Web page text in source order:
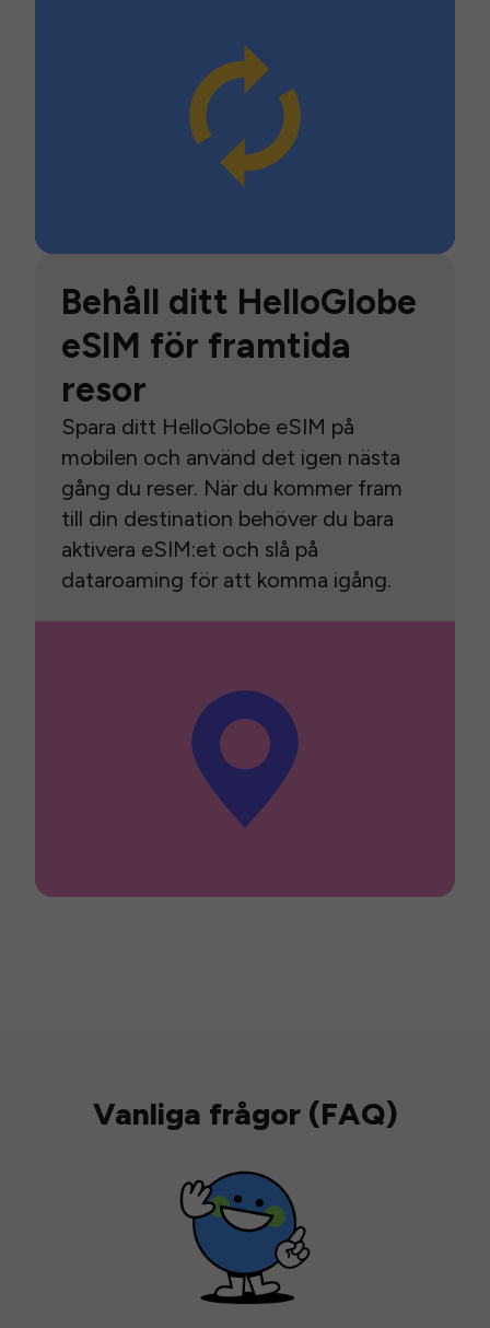
Behåll ditt HelloGlobe
eSIM för framtida
resor
Spara ditt HelloGlobe eSIM på
mobilen och använd det igen nästa
gång du reser. När du kommer fram
till din destination behöver du bara
aktivera eSIM:et och slå på
dataroaming för att komma igång.
Vanliga frågor (FAQ)